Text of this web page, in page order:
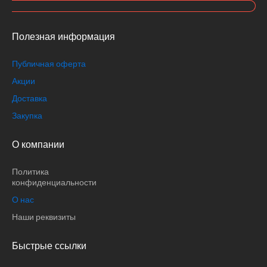
Полезная информация
Публичная оферта
Акции
Доставка
Закупка
О компании
Политика
конфиденциальности
О нас
Наши реквизиты
Быстрые ссылки